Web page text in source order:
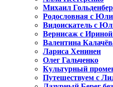
Михаил
Родословная с
Видоискатель с
Вернисаж с
Валентина
Лариса Хенинен
Олег Гальченко
Культурный
Путешествуем с